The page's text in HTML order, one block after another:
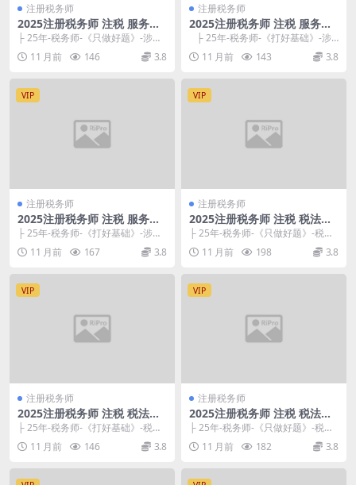
注册税务师
2025注册税务师 注税 服务实
务 好题特训营-玛热丽
├ 25年-税务师-《只做好题》-涉税
服务实务 ├ 25年实务-《只做好
题》-答...
11 月前 146 3.8
注册税务师
2025注册税务师 注税 服务实
务 基础必修课-葛仕达
├ 25年-税务师-《打好基础》-涉
税服务实务 └ 25年实务-《打好基
础...11 月前 143 3.8
VIP
注册税务师
2025注册税务师 注税 服务实
务 基础必修课-刘忠
├ 25年-税务师-《打好基础》-涉税
服务实务 └ 25年实务-《打好基
础》.p...
11 月前 167 3.8
VIP
注册税务师
2025注册税务师 注税 税法二
好题特训营-葛仕达
├ 25年-税务师-《只做好题》-税法Ⅱ
├ 25年税Ⅱ-《只做好题》-答案册....
11 月前 198 3.8
VIP
注册税务师
2025注册税务师 注税 税法二
基础必修课-孙婧玮
├ 25年-税务师-《打好基础》-税法Ⅱ
└ 25年税Ⅱ-《打好基础》.pdf ...
11 月前 146 3.8
VIP
注册税务师
2025注册税务师 注税 税法一
好题特训营-葛仕达
├ 25年-税务师-《只做好题》-税法Ⅰ
├ 25年税Ⅰ-《只做好题》-答案册....
11 月前 182 3.8